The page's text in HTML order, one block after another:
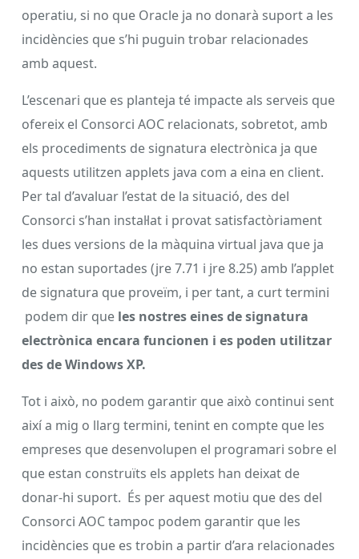
operatiu, si no que Oracle ja no donarà suport a les
incidències que s’hi puguin trobar relacionades
amb aquest.
L’escenari que es planteja té impacte als serveis que
ofereix el Consorci AOC relacionats, sobretot, amb
els procediments de signatura electrònica ja que
aquests utilitzen applets java com a eina en client.
Per tal d’avaluar l’estat de la situació, des del
Consorci s’han instal·lat i provat satisfactòriament
les dues versions de la màquina virtual java que ja
no estan suportades (jre 7.71 i jre 8.25) amb l’applet
de signatura que proveïm, i per tant, a curt termini
podem dir que les nostres eines de signatura
electrònica encara funcionen i es poden utilitzar
des de Windows XP.
Tot i això, no podem garantir que això continui sent
així a mig o llarg termini, tenint en compte que les
empreses que desenvolupen el programari sobre el
que estan construïts els applets han deixat de
donar-hi suport. És per aquest motiu que des del
Consorci AOC tampoc podem garantir que les
incidències que es trobin a partir d’ara relacionades